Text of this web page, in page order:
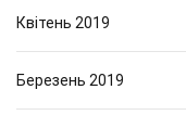
Квітень 2019
Березень 2019